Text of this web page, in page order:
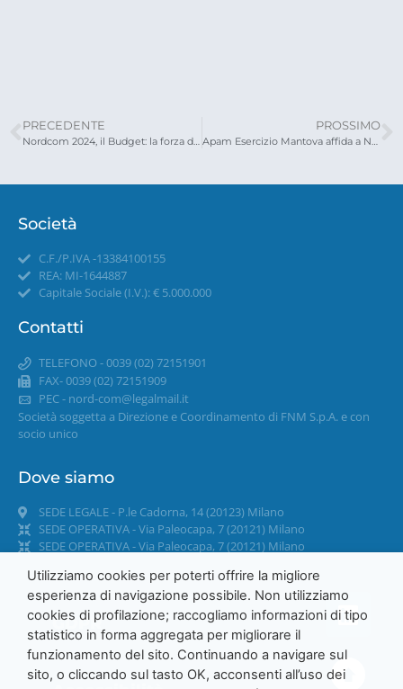
PRECEDENTE
Nordcom 2024, il Budget: la forza dei numeri
PROSSIMO
Apam Esercizio Mantova affida a Nordcom il servizio di back office
Società
C.F./P.IVA -13384100155
REA: MI-1644887
Capitale Sociale (I.V.): € 5.000.000
Contatti
TELEFONO - 0039 (02) 72151901
FAX- 0039 (02) 72151909
PEC - nord-com@legalmail.it
Società soggetta a Direzione e Coordinamento di FNM S.p.A. e con
socio unico
Dove siamo
SEDE LEGALE - P.le Cadorna, 14 (20123) Milano
SEDE OPERATIVA - Via Paleocapa, 7 (20121) Milano
SEDE OPERATIVA - Via Paleocapa, 7 (20121) Milano
GDPR
Utilizziamo cookies per poterti offrire la migliore
esperienza di navigazione possibile. Non utilizziamo
cookies di profilazione; raccogliamo informazioni di tipo
statistico in forma aggregata per migliorare il
funzionamento del sito. Continuando a navigare sul
sito, o cliccando sul tasto OK, acconsenti all’uso dei